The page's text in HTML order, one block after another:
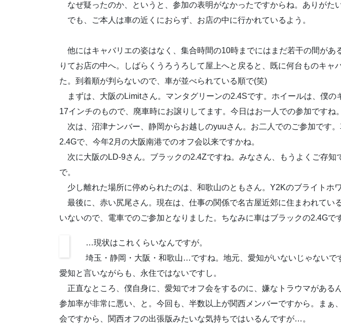
なぜ疑ったのか、というと、参加の表明がなかったですからね。ありがた
でも、ご本人は車の近くにおらず、お店の中に行かれているよう。
他にはキャバリエの姿はなく、集合時間の10時までにはまだ若干の間があ
りてお店の中へ。しばらくうろうろして屋上へと戻ると、既に何台ものキャ
た。到着順が判らないので、車が並べられている順で(笑)
まずは、大阪のLimitさん。マンタグリーンの2.4Sです。ホイールは、僕の
17インチのもので、廃車時にお譲りしてます。今日はお一人での参加ですね。
次は、沼津ナンバー、静岡からお越しのyuuさん。お二人でのご参加です
2.4Gで、今年2月の大阪南港でのオフ会以来ですかね。
次に大阪のLD-9さん。ブラックの2.4Zですね。みなさん、もうよくご存知
で。
少し離れた場所に停められたのは、和歌山のともさん。Y2Kのブライトホワ
最後に、赤い尻尾さん。現在は、仕事の関係で名古屋近郊に住まわれてい
いないので、電車でのご参加となりました。ちなみに車はブラックの2.4Gで
…現状はこれくらいなんですが。
埼玉・静岡・大阪・和歌山…ですね。地元、愛知がいないじゃないで
愛知と言いながらも、永住ではないですし。
正直なところ、僕自身に、愛知でオフ会をするのに、嫌なトラウマがある
参加率が非常に悪い、と。今回も、半数以上が関西メンバーですから。まぁ
会ですから、関西オフの出張版みたいな気持ちではいるんですが…。